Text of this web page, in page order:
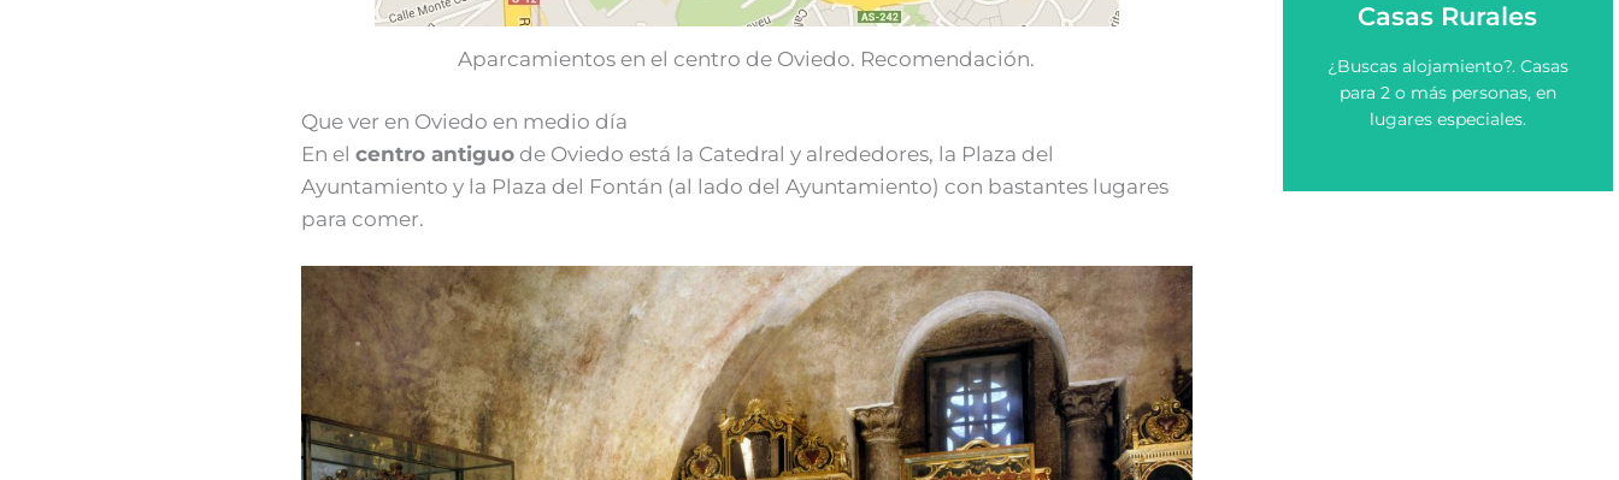
Aparcamientos en el centro de Oviedo. Recomendación.
Que ver en Oviedo en medio día
En el centro antiguode Oviedo está la Catedral y alrededores, la Plaza del
Ayuntamiento y la Plaza del Fontán (al lado del Ayuntamiento) con bastantes lugares
para comer.
Casas Rurales
¿Buscas alojamiento?. Casas
para 2 o más personas, en
lugares especiales.
Casas Rurales en
Asturias
rural en Asturias.